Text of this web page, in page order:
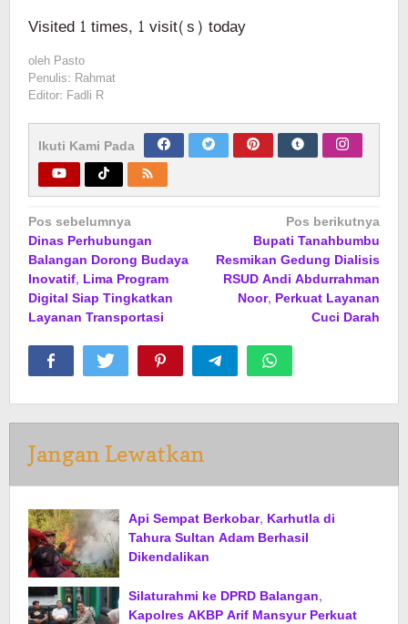
Visited 1 times, 1 visit(s) today
oleh Pasto
Penulis: Rahmat
Editor: Fadli R
Ikuti Kami Pada
Navigasi
pos
Pos sebelumnya
Dinas Perhubungan
Balangan Dorong Budaya
Inovatif, Lima Program
Digital Siap Tingkatkan
Layanan Transportasi
Pos berikutnya
Bupati Tanahbumbu
Resmikan Gedung Dialisis
RSUD Andi Abdurrahman
Noor, Perkuat Layanan
Cuci Darah
Jangan Lewatkan
Api Sempat Berkobar, Karhutla di
Tahura Sultan Adam Berhasil
Dikendalikan
Silaturahmi ke DPRD Balangan,
Kapolres AKBP Arif Mansyur Perkuat